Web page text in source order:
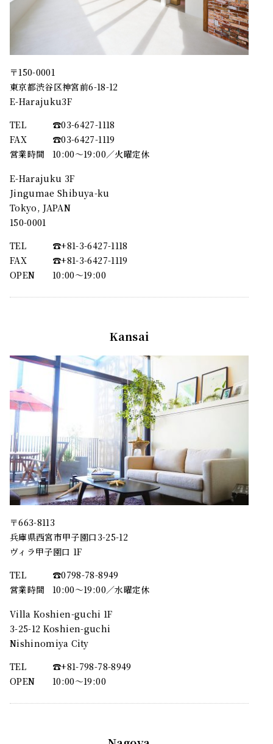
〒150-0001
東京都渋谷区神宮前6-18-12
E-Harajuku3F
TEL
☎︎03-6427-1118
FAX
☎︎03-6427-1119
営業時間
10:00～19:00／火曜定休
E-Harajuku 3F
Jingumae Shibuya-ku
Tokyo, JAPAN
150-0001
TEL
☎︎+81-3-6427-1118
FAX
☎︎+81-3-6427-1119
OPEN
10:00〜19:00
Kansai
〒663-8113
兵庫県西宮市甲子園口3-25-12
ヴィラ甲子園口 1F
TEL
☎︎0798-78-8949
営業時間
10:00～19:00／水曜定休
Villa Koshien-guchi 1F
3-25-12 Koshien-guchi
Nishinomiya City
TEL
☎︎+81-798-78-8949
OPEN
10:00〜19:00